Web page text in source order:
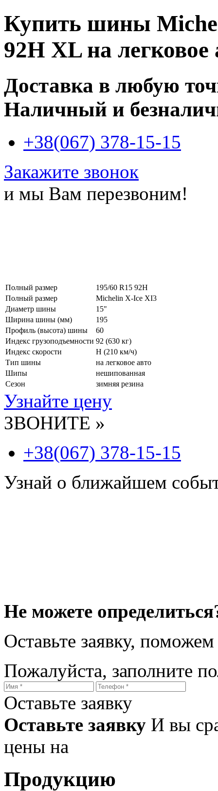
Купить шины
92H XLна легковое
Доставка в любую
Наличный и
+38(067) 378-15-15
Закажите звонок
и мы Вам перезвоним!
Полный размер
195/60 R15 92H
Полный размер
Michelin X-Ice XI3
Диаметр шины
15"
Ширина шины (мм)
195
Профиль (высота) шины
60
Индекс грузоподъемности 92 (630 кг)
Индекс скорости
H (210 км/ч)
Тип шины
на легковое авто
Шипы
нешипованная
Сезон
зимняя резина
Узнайте цену
ЗВОНИТЕ »
+38(067) 378-15-15
Узнай о ближайшем
Не можете
Оставьте заявку,
Пожалуйста, заполните
Оставьте заявку
Оставьте заявку И вы
цены на
Продукцию